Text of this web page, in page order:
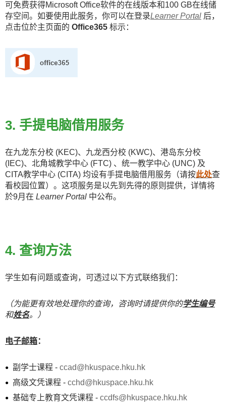
可免费获得Microsoft Office软件的在线版本和100 GB在线储
存空间。如要使用此服务，你可以在登录Learner Portal 后，
点击位於主页面的 Office365 标示：
3. 手提电脑借用服务
在九龙东分校 (KEC)、九龙西分校 (KWC)、港岛东分校
(IEC)、北角城教学中心 (FTC) 、统一教学中心 (UNC) 及
CITA教学中心 (CITA) 均设有手提电脑借用服务（请按此处查
看校园位置）。这项服务是以先到先得的原则提供，详情将
於9月在 Learner Portal 中公布。
4. 查询方法
学生如有问题或查询，可透过以下方式联络我们：
（为能更有效地处理你的查询，咨询时请提供你的学生编号​
和姓名。）
电子邮箱：
副学士课程 - ccad@hkuspace.hku.hk
高级文凭课程 - cchd@hkuspace.hku.hk
基础专上教育文凭课程 - ccdfs@hkuspace.hku.hk